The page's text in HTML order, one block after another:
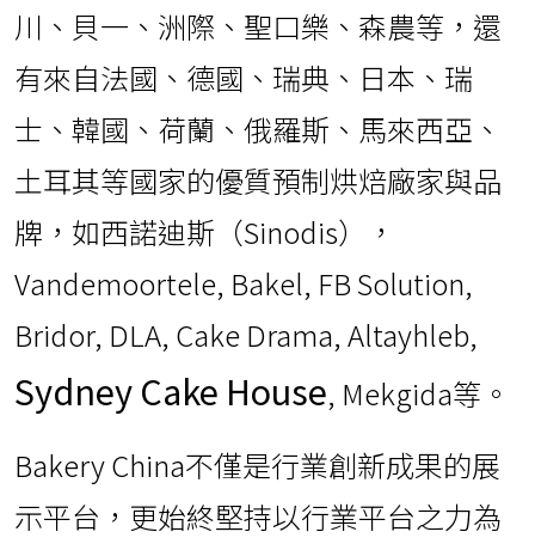
川、貝一、洲際、聖口樂、森農等，還
有來自法國、德國、瑞典、日本、瑞
士、韓國、荷蘭、俄羅斯、馬來西亞、
土耳其等國家的優質預制烘焙廠家與品
牌，如西諾迪斯（Sinodis），
Vandemoortele, Bakel, FB Solution,
Bridor, DLA, Cake Drama, Altayhleb,
Sydney Cake House, Mekgida等。
Bakery China不僅是行業創新成果的展
示平台，更始終堅持以行業平台之力為